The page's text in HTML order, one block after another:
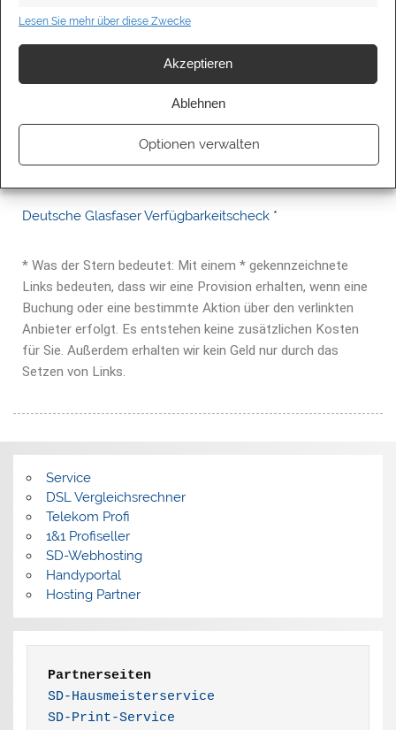
Lesen Sie mehr über diese Zwecke
Akzeptieren
Ablehnen
Optionen verwalten
Deutsche Glasfaser Verfügbarkeitscheck *
* Was der Stern bedeutet: Mit einem * gekennzeichnete
Links bedeuten, dass wir eine Provision erhalten, wenn eine
Buchung oder eine bestimmte Aktion über den verlinkten
Anbieter erfolgt. Es entstehen keine zusätzlichen Kosten
für Sie. Außerdem erhalten wir kein Geld nur durch das
Setzen von Links.
Service
DSL Vergleichsrechner
Telekom Profi
1&1 Profiseller
SD-Webhosting
Handyportal
Hosting Partner
Partnerseiten
SD-Hausmeisterservice
SD-Print-Service